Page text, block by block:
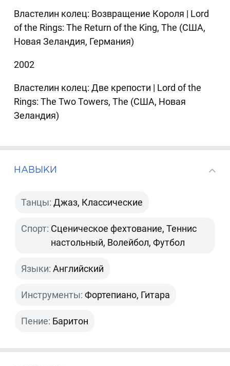
Властелин колец: Возвращение Короля | Lord
of the Rings: The Return of the King, The (США,
Новая Зеландия, Германия)
2002
Властелин колец: Две крепости | Lord of the
Rings: The Two Towers, The (США, Новая
Зеландия)
НАВЫКИ
Танцы: Джаз, Классические
Спорт: Сценическое фехтование, Теннис
настольный, Волейбол, Футбол
Языки: Английский
Инструменты: Фортепиано, Гитара
Пение: Баритон